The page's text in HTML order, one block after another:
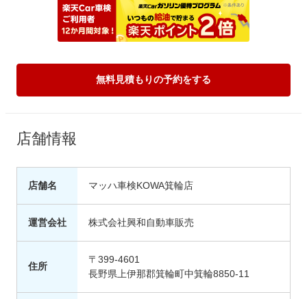
無料見積もりの予約をする
店舗情報
店舗名 マッハ車検KOWA箕輪店
運営会社 株式会社興和自動車販売
住所
〒399-4601
長野県上伊那郡箕輪町中箕輪8850-11